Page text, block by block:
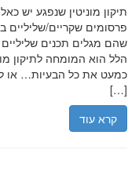
תיקון מוניטין שנפגע יש
פרסומים שקריים/שליליים
שהם מגלים תכנים שליליים
הלל הוא המומחה לתיקון
כמעט את כל הבעיות… או
[…]
קרא עוד